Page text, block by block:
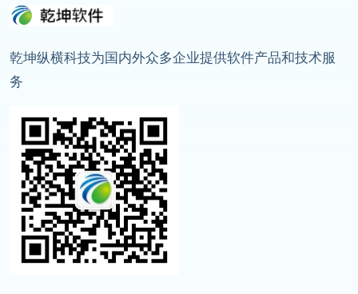
乾坤纵横科技为国内外众多企业提供软件产品和技术服
务